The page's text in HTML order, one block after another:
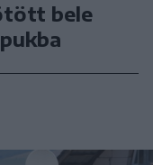
bele